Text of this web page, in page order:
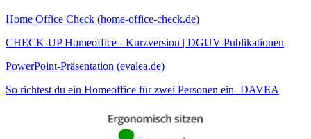
Home Office Check (home-office-check.de)
CHECK-UP Homeoffice - Kurzversion | DGUV Publikationen
PowerPoint-Präsentation (evalea.de)
So richtest du ein Homeoffice für zwei Personen ein- DAVEA